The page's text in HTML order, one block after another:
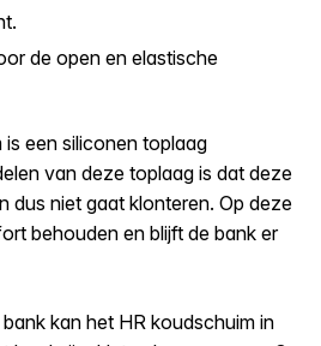
de open en elastische
een siliconen toplaag
van deze toplaag is dat deze
dus niet gaat klonteren. Op deze
behouden en blijft de bank er
kan het HR koudschuim in